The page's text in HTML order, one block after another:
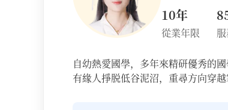
從業年限
10年
自幼熱愛國學，多年來精研優秀的
有緣人掙脱低谷泥沼，重尋方向穿